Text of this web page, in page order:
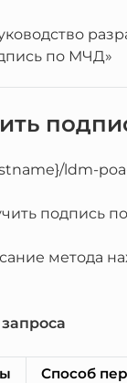
по МЧД»
ldm-
подпись
метода
Способ